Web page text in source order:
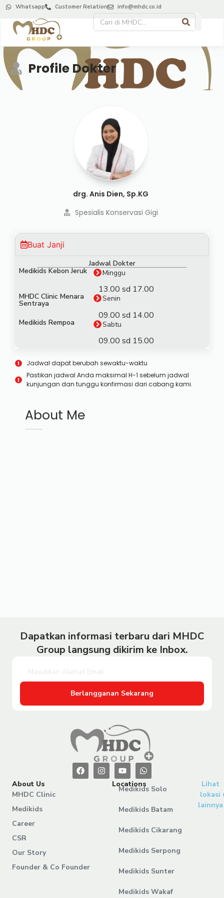
Whatsapp Customer Relation info@mhdc.co.id
Profile Dokter
drg. Anis Dien, Sp.KG
Spesialis Konservasi Gigi
Buat Janji
Jadwal Dokter
Medikids Kebon Jeruk Minggu
13.00 sd 17.00
MHDC Clinic Menara
Sentraya
Senin
09.00 sd 14.00
Medikids Rempoa Sabtu
09.00 sd 15.00
Jadwal dapat berubah sewaktu-waktu
Pastikan jadwal Anda maksimal H-1 sebelum jadwal
kunjungan dan tunggu konfirmasi dari cabang kami.
About Me
Dapatkan informasi terbaru dari MHDC
Group langsung dikirim ke Inbox.
Berlangganan Sekarang
About Us
MHDC Clinic
Medikids
Career
CSR
Our Story
Founder & Co Founder
Locations
Medikids Solo
Medikids Batam
Medikids Cikarang
Medikids Serpong
Medikids Sunter
Medikids Wakaf
Lihat
lokasi
lainnya